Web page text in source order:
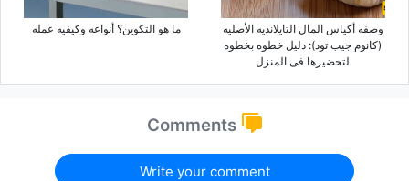
وصفه أکیاس المال التایلاندیه الأصلیه
(کانوم جیب تود): دلیل خطوه بخطوه
لتحضیرها فی المنزل
ما هو التکوین؟ أنواعه وکیفیه عمله
Comments
Write your comment